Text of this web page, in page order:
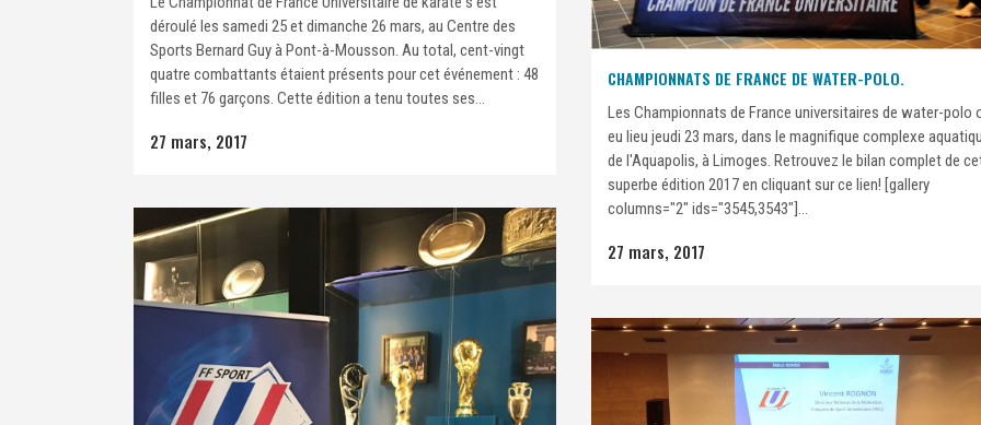
CHAMPIONNATS DE FRANCE DE WATER-POLO.
Les Championnats de France universitaires de water-polo
eu lieu jeudi 23 mars, dans le magnifique complexe
de l'Aquapolis, à Limoges. Retrouvez le bilan complet de
superbe édition 2017 en cliquant sur ce lien! [gallery
columns="2" ids="3545,3543"]...
27 mars, 2017
déroulé les samedi 25 et dimanche 26 mars, au Centre des
Sports Bernard Guy à Pont-à-Mousson. Au total, cent-vingt
quatre combattants étaient présents pour cet événement : 48
filles et 76 garçons. Cette édition a tenu toutes ses...
27 mars, 2017